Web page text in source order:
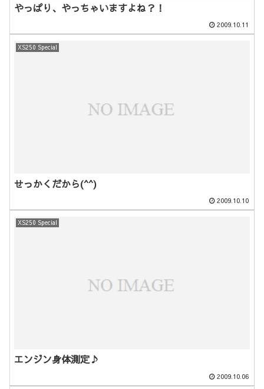
やっぱり、やっちゃいますよね？！
2009.10.11
XS250 Special
せっかくだから(^^)
2009.10.10
XS250 Special
エンジン身体測定♪
2009.10.06